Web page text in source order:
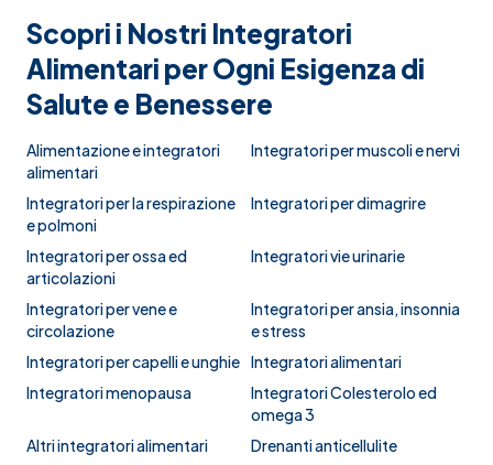
Scopri i Nostri Integratori
Alimentari per Ogni Esigenza di
Salute e Benessere
Alimentazione e integratori
alimentari
Integratori per muscoli e nervi
Integratori per la respirazione
e polmoni
Integratori per dimagrire
Integratori per ossa ed
articolazioni
Integratori vie urinarie
Integratori per vene e
circolazione
Integratori per ansia, insonnia
e stress
Integratori per capelli e unghie Integratori alimentari
Integratori menopausa
Integratori Colesterolo ed
omega 3
Altri integratori alimentari
Drenanti anticellulite